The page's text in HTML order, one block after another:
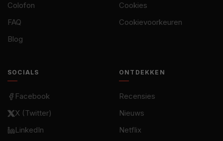
Colofon
FAQ
Blog
Cookies
Cookievoorkeuren
SOCIALS
Facebook
X (Twitter)
LinkedIn
ONTDEKKEN
Recensies
Nieuws
Netflix